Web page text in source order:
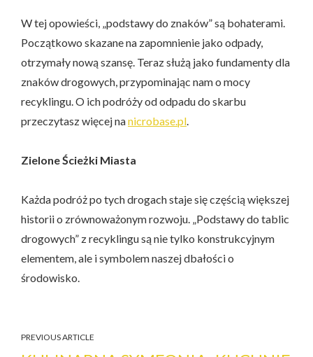
W tej opowieści, „podstawy do znaków” są bohaterami.
Początkowo skazane na zapomnienie jako odpady,
otrzymały nową szansę. Teraz służą jako fundamenty dla
znaków drogowych, przypominając nam o mocy
recyklingu. O ich podróży od odpadu do skarbu
przeczytasz więcej nanicrobase.pl.
Zielone Ścieżki Miasta
Każda podróż po tych drogach staje się częścią większej
historii o zrównoważonym rozwoju. „Podstawy do tablic
drogowych” z recyklingu są nie tylko konstrukcyjnym
elementem, ale i symbolem naszej dbałości o
środowisko.
PREVIOUS ARTICLE